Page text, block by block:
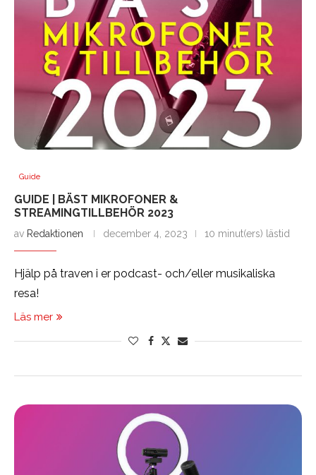
Guide
GUIDE | BÄST MIKROFONER &
STREAMINGTILLBEHÖR 2023
av Redaktionen december 4, 2023 10 minut(ers) lästid
Hjälp på traven i er podcast- och/eller musikaliska
resa!
Läs mer